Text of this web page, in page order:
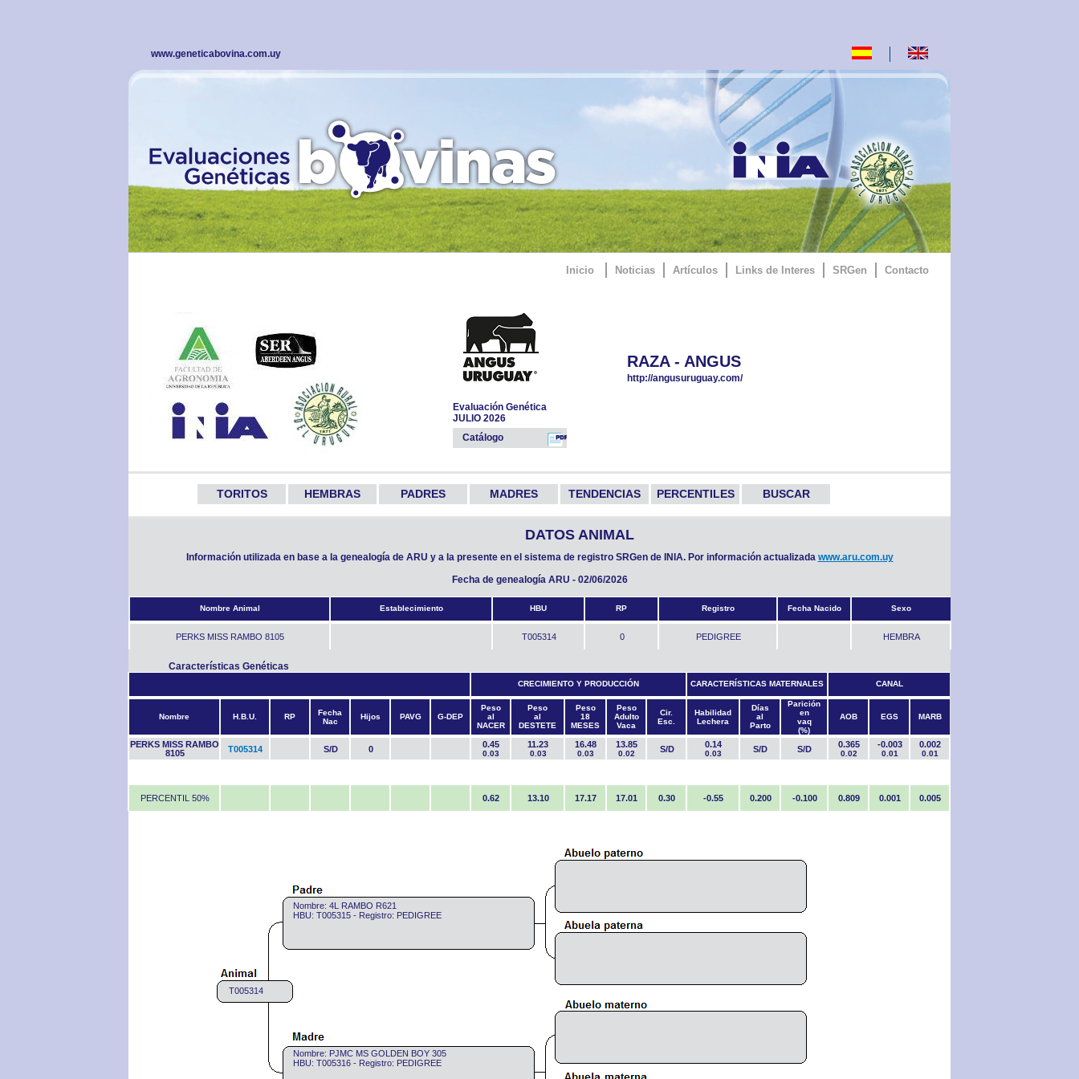
www.geneticabovina.com.uy
Inicio Noticias Artículos Links de Interes SRGen Contacto
RAZA - ANGUS
http://angusuruguay.com/
Evaluación Genética
JULIO 2026
Catálogo
TORITOS HEMBRAS PADRES MADRES TENDENCIAS PERCENTILES BUSCAR
DATOS ANIMAL
Información utilizada en base a la genealogía de ARU y a la presente en el sistema de registro SRGen de INIA. Por información actualizada www.aru.com.uy
Fecha de genealogía ARU - 02/06/2026
Nombre Animal Establecimiento HBU RP Registro Fecha Nacido Sexo
PERKS MISS RAMBO 8105 T005314 0 PEDIGREE HEMBRA
Características Genéticas
CRECIMIENTO Y PRODUCCIÓN CARACTERÍSTICAS MATERNALES CANAL
Nombre H.B.U. RP
Fecha
Nac
Hijos PAVG G-DEP
Peso
al
NACER
Peso
al
DESTETE
Peso
18
MESES
Peso
Adulto
Vaca
Cir.
Esc.
Habilidad
Lechera
Días
al
Parto
Parición
en
vaq
(%)
AOB EGS MARB
PERKS MISS RAMBO
8105
T005314 S/D 0 0.45
0.03
11.23
0.03
16.48
0.03
13.85
0.02 S/D 0.14
0.03 S/D S/D 0.365
0.02
-0.003
0.01
0.002
0.01
PERCENTIL 50% 0.62 13.10 17.17 17.01 0.30 -0.55 0.200 -0.100 0.809 0.001 0.005
T005314
Nombre: 4L RAMBO R621
HBU: T005315 - Registro: PEDIGREE
Nombre: PJMC MS GOLDEN BOY 305
HBU: T005316 - Registro: PEDIGREE